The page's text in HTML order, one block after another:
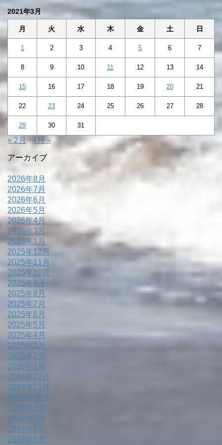
2021年3月
月 火 水 木 金 土 日
1 2 3 4 5 6 7
8 9 10 11 12 13 14
15 16 17 18 19 20 21
22 23 24 25 26 27 28
29 30 31
« 2月 4月 »
アーカイブ
2026年8月
2026年7月
2026年6月
2026年5月
2026年4月
2026年3月
2026年1月
2025年12月
2025年11月
2025年10月
2025年9月
2025年8月
2025年7月
2025年6月
2025年5月
2025年4月
2025年3月
2025年2月
2025年1月
2024年12月
2024年11月
2024年10月
2024年9月
2024年8月
2024年7月
2024年6月